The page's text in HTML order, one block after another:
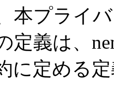
本プライ
定義は、
に定める